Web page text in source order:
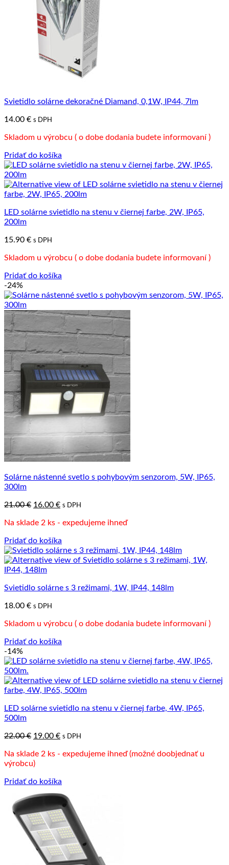
Svietidlo solárne dekoračné Diamand, 0,1W, IP44, 7lm
14.00 € s DPH
Skladom u výrobcu ( o dobe dodania budete informovaní )
Pridať do košíka
LED solárne svietidlo na stenu v čiernej farbe, 2W, IP65,
200lm
15.90 € s DPH
Skladom u výrobcu ( o dobe dodania budete informovaní )
Pridať do košíka
-24%
Solárne nástenné svetlo s pohybovým senzorom, 5W, IP65,
300lm
21.00€ Pôvodná
bola:
16.00 €Aktuálna
je:
s DPH
Na sklade 2 ks - expedujeme ihneď
Pridať do košíka
Svietidlo solárne s 3 režimami, 1W, IP44, 148lm
18.00 € s DPH
Skladom u výrobcu ( o dobe dodania budete informovaní )
Pridať do košíka
-14%
LED solárne svietidlo na stenu v čiernej farbe, 4W, IP65,
500lm
22.00€ Pôvodná
bola:
22.00 €.
19.00 €Aktuálna
je:
s DPH
Na sklade 2 ks - expedujeme ihneď (možné doobjednať u
výrobcu)
Pridať do košíka